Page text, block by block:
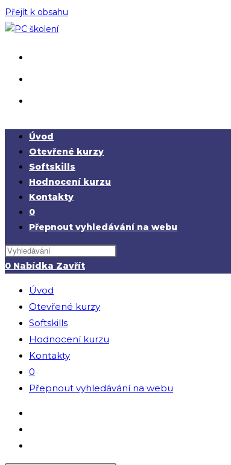
Přejít k obsahu
Úvod
Otevřené kurzy
Softskills
Hodnocení kurzu
Kontakty
0
Přepnout vyhledávání na webu
0 Nabídka Zavřít
Úvod
Otevřené kurzy
Softskills
Hodnocení kurzu
Kontakty
0
Přepnout vyhledávání na webu